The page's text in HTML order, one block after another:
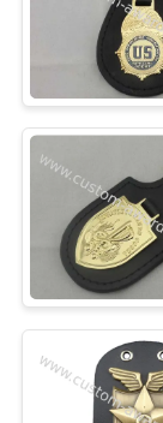
FABRIK-
AUSFLUG
TRETEN
SIE
MIT